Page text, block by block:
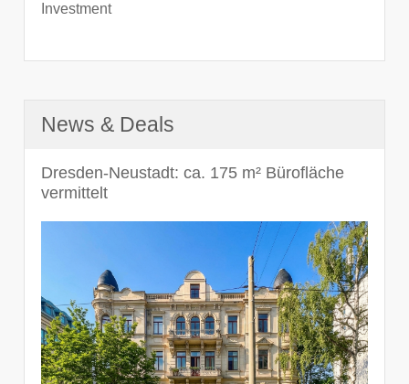
Investment
News & Deals
Dresden-Neustadt: ca. 175 m² Bürofläche
vermittelt